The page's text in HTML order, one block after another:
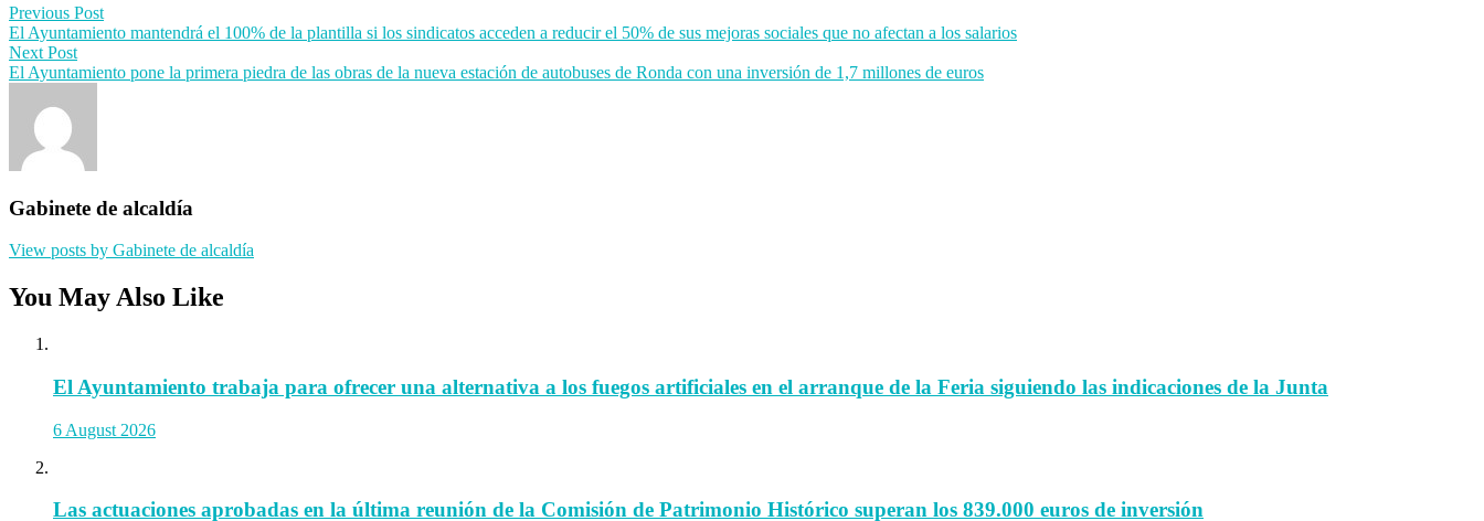
Post
navigation
Previous Post
El Ayuntamiento mantendrá el 100% de la plantilla si los sindicatos acceden a reducir el 50% de sus mejoras sociales que no afectan a los salarios
Next Post
El Ayuntamiento pone la primera piedra de las obras de la nueva estación de autobuses de Ronda con una inversión de 1,7 millones de euros
Gabinete de alcaldía
View posts by Gabinete de alcaldía
You May Also Like
El Ayuntamiento trabaja para ofrecer una alternativa a los fuegos artificiales en el arranque de la Feria siguiendo las indicaciones de la Junta
6 August 2026
Las actuaciones aprobadas en la última reunión de la Comisión de Patrimonio Histórico superan los 839.000 euros de inversión